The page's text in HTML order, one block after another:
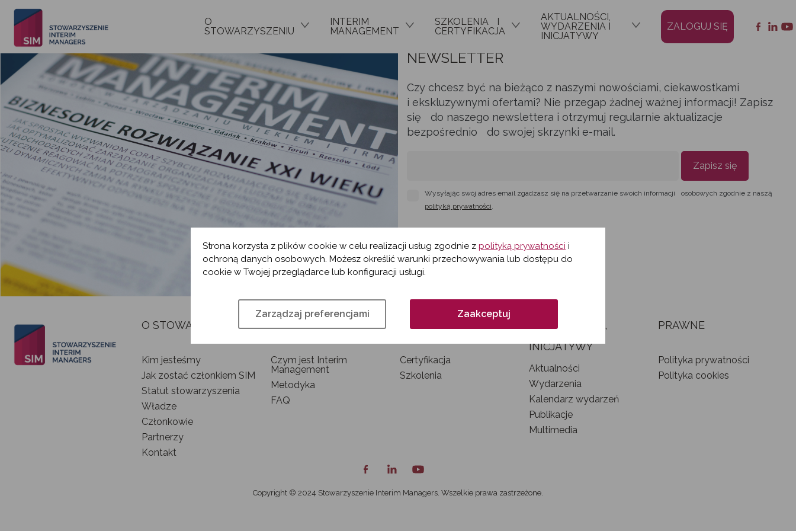
O
STOWARZYSZENIU
INTERIM
MANAGEMENT
SZKOLENIA I
CERTYFIKACJA
AKTUALNOŚCI,
WYDARZENIA I
INICJATYWY
ZALOGUJ SIĘ
NEWSLETTER
Czy chcesz być na bieżąco z naszymi nowościami, ciekawostkami
i ekskluzywnymi ofertami? Nie przegap żadnej ważnej informacji! Zapisz
się do naszego newslettera i otrzymuj regularnie aktualizacje
bezpośrednio do swojej skrzynki e-mail.
Zapisz się
Wysyłając swój adres email zgadzasz się na przetwarzanie swoich informacji osobowych zgodnie z naszą
polityką prywatności.
O STOWARZYSZENIU
Kim jesteśmy
Jak zostać członkiem SIM
Statut stowarzyszenia
Władze
Członkowie
Partnerzy
Kontakt
INTERIM MANAGEMENT
Czym jest Interim
Management
Metodyka
FAQ
SZKOLENIA I
Certyfikacja
Szkolenia
AKTUALNOŚCI,
INICJATYWY
Aktualności
Wydarzenia
Kalendarz wydarzeń
Publikacje
Multimedia
PRAWNE
Polityka prywatności
Polityka cookies
Copyright © 2024 Stowarzyszenie Interim Managers. Wszelkie prawa zastrzeżone.
Strona korzysta z plików cookie w celu realizacji usług zgodnie z polityką prywatności i
ochroną danych osobowych. Możesz określić warunki przechowywania lub dostępu do
cookie w Twojej przeglądarce lub konfiguracji usługi.
Zarządzaj preferencjami Zaakceptuj